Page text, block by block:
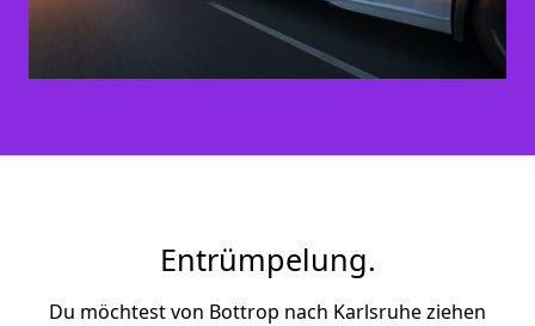
Entrümpelung.
Du möchtest von Bottrop nach Karlsruhe ziehen